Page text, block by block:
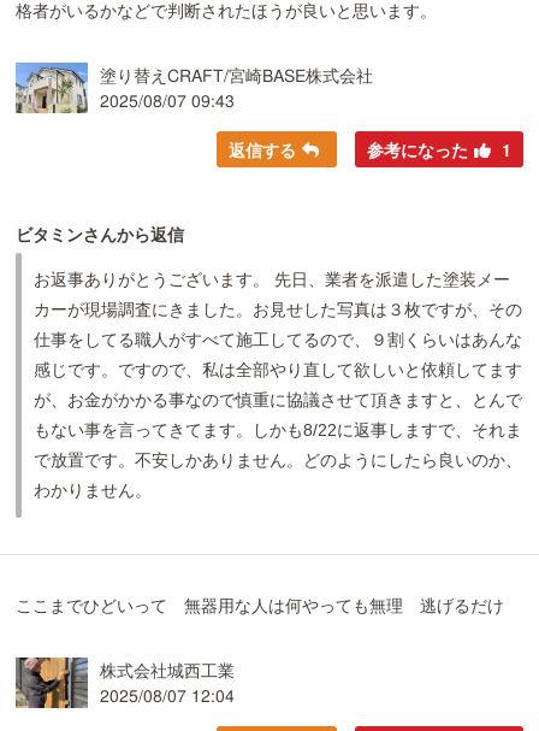
格者がいるかなどで判断されたほうが良いと思います。
塗り替えCRAFT/宮崎BASE株式会社
2025/08/07 09:43
返信する 参考になった 1
ビタミンさんから返信
お返事ありがとうございます。 先日、業者を派遣した塗装メー
カーが現場調査にきました。お見せした写真は３枚ですが、その
仕事をしてる職人がすべて施工してるので、９割くらいはあんな
感じです。ですので、私は全部やり直して欲しいと依頼してます
が、お金がかかる事なので慎重に協議させて頂きますと、とんで
もない事を言ってきてます。しかも8/22に返事しますで、それま
で放置です。不安しかありません。どのようにしたら良いのか、
わかりません。
ここまでひどいって 無器用な人は何やっても無理 逃げるだけ
株式会社城西工業
2025/08/07 12:04